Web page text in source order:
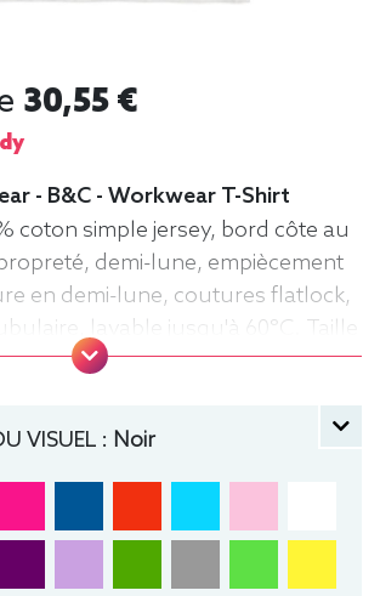
30,55 €
- B&C - Workwear T-Shirt
coton simple jersey, bord côte au
demi-lune, empiècement
en demi-lune, coutures flatlock,
lavable jusqu'à 60°C. Taille
manche courte, Homme, Col
VISUEL : Noir